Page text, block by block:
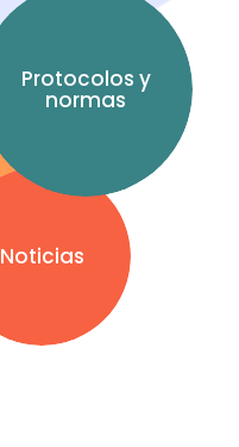
Protocolos y
normas
Noticias